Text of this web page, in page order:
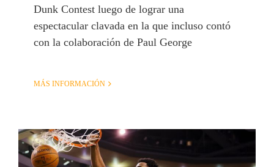
Dunk Contest luego de lograr una
espectacular clavada en la que incluso contó
con la colaboración de Paul George
MÁS INFORMACIÓN